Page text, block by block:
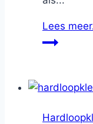
Lees